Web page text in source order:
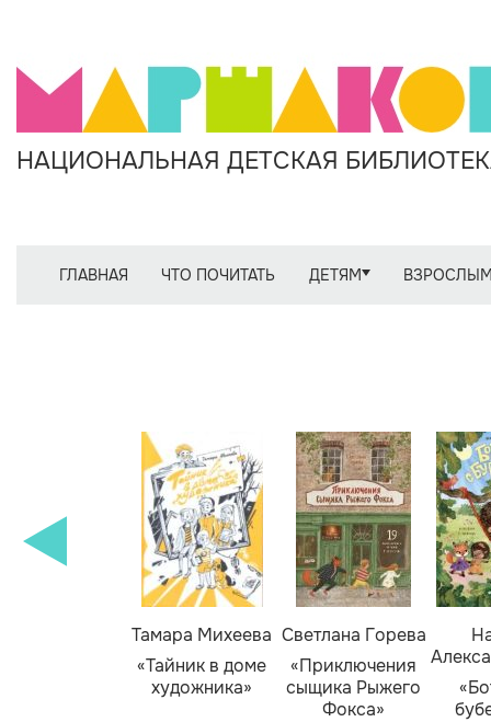
НАЦИОНАЛЬНАЯ ДЕТСКАЯ
ГЛАВНАЯ ЧТО ПОЧИТАТЬ ДЕТЯМ
Тамара Михеева
«Тайник в доме
художника»
Светлана Горева
«Приключения
сыщика Рыжего
Фокса»